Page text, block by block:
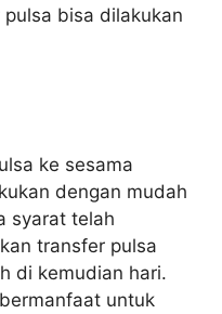
bisa dilakukan
ke sesama
dengan mudah
syarat telah
transfer pulsa
di kemudian hari.
untuk